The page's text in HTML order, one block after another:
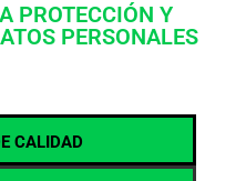
PROTECCIÓN Y
PERSONALES
CALIDAD